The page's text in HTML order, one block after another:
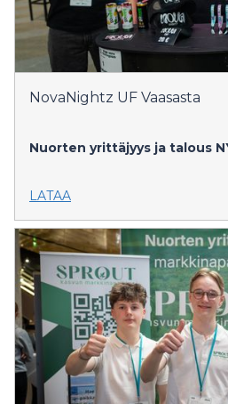
NovaNightz UF Vaasasta
Nuorten yrittäjyys ja talous
LATAA